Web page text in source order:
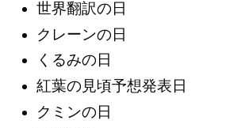
世界翻訳の日
クレーンの日
くるみの日
紅葉の見頃予想発表日
クミンの日